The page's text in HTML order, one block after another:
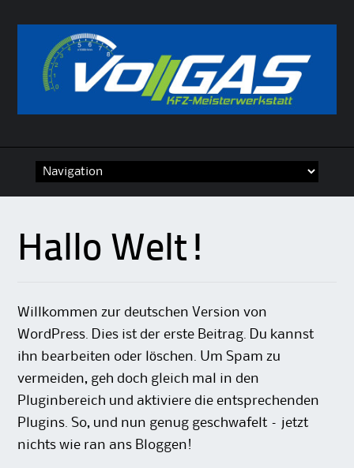
Hallo Welt!
Willkommen zur deutschen Version von
WordPress. Dies ist der erste Beitrag. Du kannst
ihn bearbeiten oder löschen. Um Spam zu
vermeiden, geh doch gleich mal in den
Pluginbereich und aktiviere die entsprechenden
Plugins. So, und nun genug geschwafelt – jetzt
nichts wie ran ans Bloggen!